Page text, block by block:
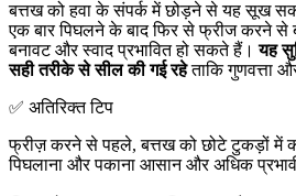
बत्तख को हवा के संपर्क में छोड़ने से यह सूख
एक बार पिघलने के बाद फिर से फ्रीज करने से
बनावट और स्वाद प्रभावित हो सकते हैं।यह
सही तरीके से सील की गई रहेताकि गुणवत्ता
✅ अतिरिक्त टिप
फ्रीज़ करने से पहले, बत्तख को छोटे टुकड़ों में
पिघलाना और पकाना आसान और अधिक